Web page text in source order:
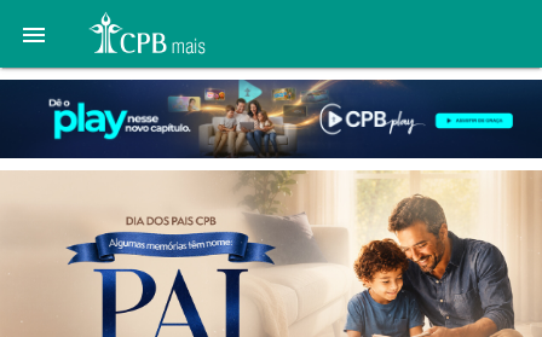
